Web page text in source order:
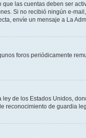
las cuentas deben ser
Si no recibió ningún e-
envíe un mensaje a La
foros periódicamente
de los Estados Unidos,
de guardia